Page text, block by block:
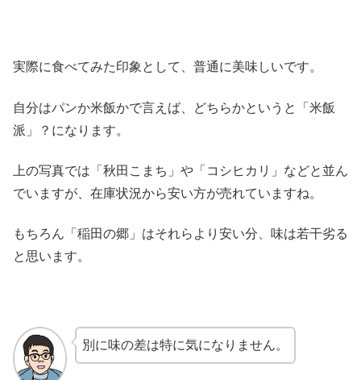
実際に食べてみた印象として、普通に美味しいです。
自分はパンか米飯かで言えば、どちらかというと「米飯
派」？になります。
上の写真では「秋田こまち」や「コシヒカリ」などと並ん
でいますが、在庫状況から安い方が売れていますね。
もちろん「稲田の郷」はそれらより安い分、味は若干劣る
と思います。
別に味の差は特に気になりません。